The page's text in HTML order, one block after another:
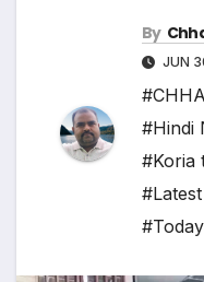
By
JUN
#Hindi
#Koria